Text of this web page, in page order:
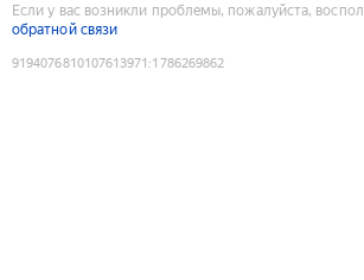
Если у вас возникли проблемы, пожалуйста,
обратной связи
9194076810107613971 :1786269862